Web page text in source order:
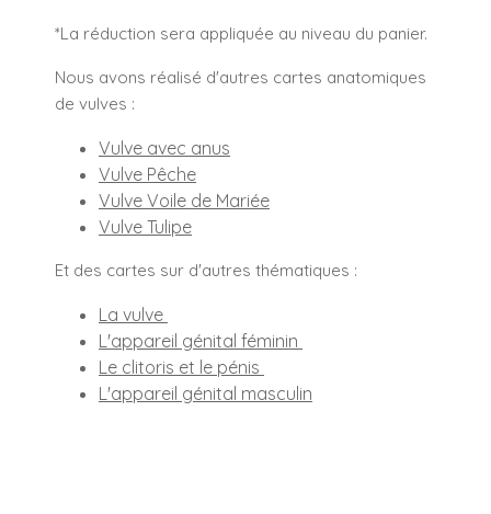
*La réduction sera appliquée au niveau du panier.
Nous avons réalisé d'autres cartes anatomiques
de vulves :
Vulve avec anus
Vulve Pêche
Vulve Voile de Mariée
Vulve Tulipe
Et des cartes sur d'autres thématiques :
La vulve
L'appareil génital féminin
Le clitoris et le pénis
L'appareil génital masculin